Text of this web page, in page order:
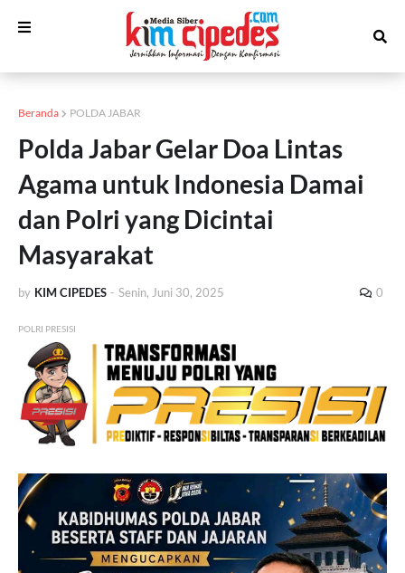
Beranda POLDA JABAR
Polda Jabar Gelar Doa Lintas
Agama untuk Indonesia Damai
dan Polri yang Dicintai
Masyarakat
by KIM CIPEDES - Senin, Juni 30, 2025 0
POLRI PRESISI